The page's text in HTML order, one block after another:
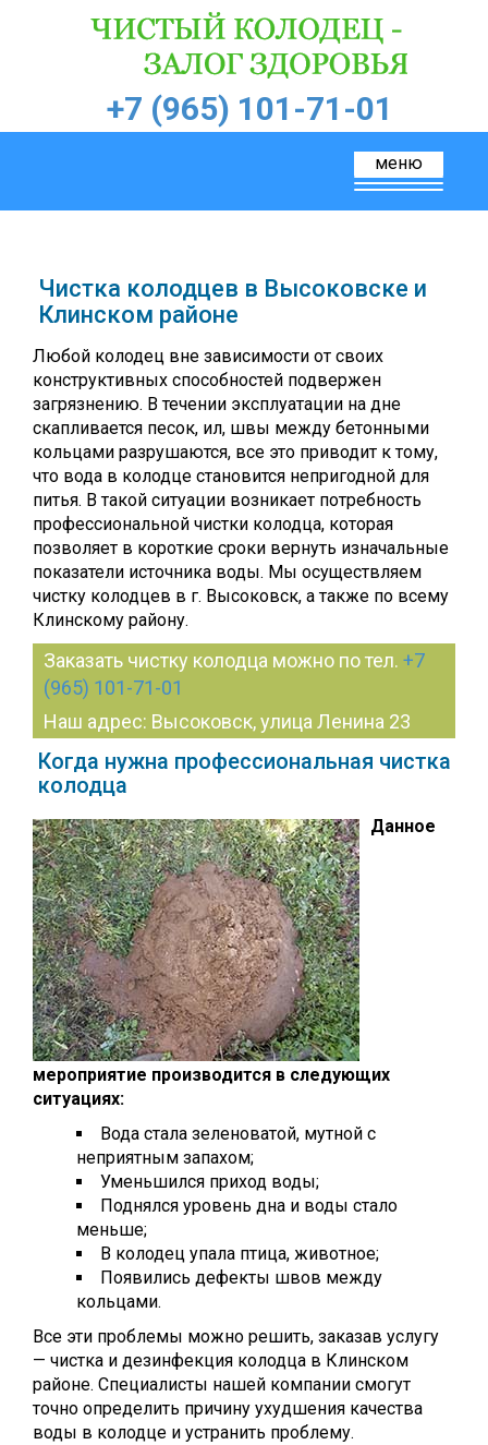
+7 (965) 101-71-01
меню
Toggle
navigation
Чистка колодцев в Высоковске и
Клинском районе
Любой колодец вне зависимости от своих
конструктивных способностей подвержен
загрязнению. В течении эксплуатации на дне
скапливается песок, ил, швы между бетонными
кольцами разрушаются, все это приводит к тому,
что вода в колодце становится непригодной для
питья. В такой ситуации возникает потребность
профессиональной чистки колодца, которая
позволяет в короткие сроки вернуть изначальные
показатели источника воды. Мы осуществляем
чистку колодцев в г. Высоковск, а также по всему
Клинскому району.
Заказать чистку колодца можно по тел. +7
(965) 101-71-01
Наш адрес: Высоковск, улица Ленина 23
Когда нужна профессиональная чистка
колодца
Данное
мероприятие производится в следующих
ситуациях:
Вода стала зеленоватой, мутной с
неприятным запахом;
Уменьшился приход воды;
Поднялся уровень дна и воды стало
меньше;
В колодец упала птица, животное;
Появились дефекты швов между
кольцами.
Все эти проблемы можно решить, заказав услугу
— чистка и дезинфекция колодца в Клинском
районе. Специалисты нашей компании смогут
точно определить причину ухудшения качества
воды в колодце и устранить проблему.